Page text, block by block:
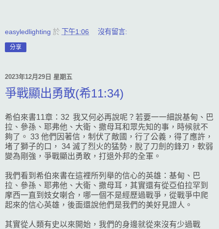
easyledlighting 於 下午1:06 沒有留言:
分享
2023年12月29日 星期五
爭戰顯出勇敢(希11:34)
希伯來書11章：32 我又何必再說呢？若要一一細說基甸、巴
拉、參孫、耶弗他、大衛、撒母耳和眾先知的事，時候就不
夠了。 33 他們因著信，制伏了敵國，行了公義，得了應許，
堵了獅子的口， 34 滅了烈火的猛勢，脫了刀劍的鋒刃，軟弱
變為剛強，爭戰顯出勇敢，打退外邦的全軍。
我們看到希伯來書在這裡所列舉的信心的英雄：基甸、巴
拉、參孫、耶弗他、大衛、撒母耳，其實還有從亞伯拉罕到
摩西一直到妓女喇合，哪一個不是經歷過戰爭，從戰爭中爬
起來的信心英雄，後面還說他們是我們的美好見證人。
其實從人類有史以來開始，我們的身邊就從來沒有少過戰